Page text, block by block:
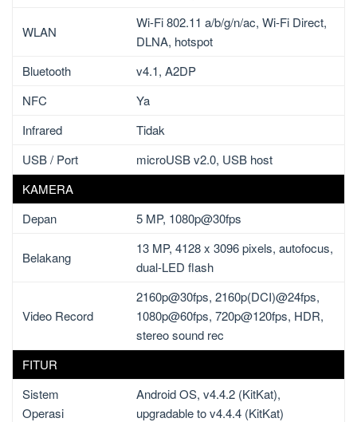
WLAN
Wi-Fi 802.11 a/b/g/n/ac, Wi-Fi Direct,
DLNA, hotspot
Bluetooth
v4.1, A2DP
NFC
Ya
Infrared
Tidak
USB / Port
microUSB v2.0, USB host
KAMERA
Depan
5 MP, 1080p@30fps
Belakang
13 MP, 4128 x 3096 pixels, autofocus,
dual-LED flash
Video Record
2160p@30fps, 2160p(DCI)@24fps,
1080p@60fps, 720p@120fps, HDR,
stereo sound rec
FITUR
Sistem
Operasi
Android OS, v4.4.2 (KitKat),
upgradable to v4.4.4 (KitKat)